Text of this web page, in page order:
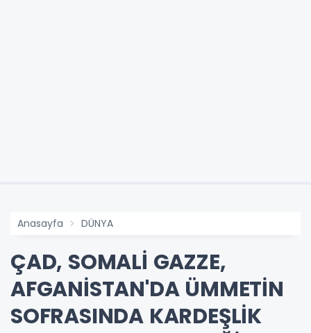
Anasayfa DÜNYA
ÇAD, SOMALİ GAZZE,
AFGANİSTAN'DA ÜMMETİN
SOFRASINDA KARDEŞLİK